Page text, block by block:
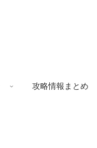
攻略情報まとめ